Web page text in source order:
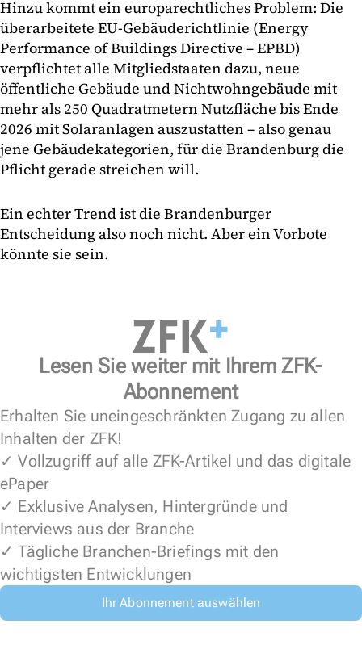
Hinzu kommt ein europarechtliches Problem: Die
überarbeitete EU-Gebäuderichtlinie (Energy
Performance of Buildings Directive – EPBD)
verpflichtet alle Mitgliedstaaten dazu, neue
öffentliche Gebäude und Nichtwohngebäude mit
mehr als 250 Quadratmetern Nutzfläche bis Ende
2026 mit Solaranlagen auszustatten – also genau
jene Gebäudekategorien, für die Brandenburg die
Pflicht gerade streichen will.
Ein echter Trend ist die Brandenburger
Entscheidung also noch nicht. Aber ein Vorbote
könnte sie sein.
Lesen Sie weiter mit Ihrem ZFK-
Abonnement
Erhalten Sie uneingeschränkten Zugang zu allen
Inhalten der ZFK!
✓ Vollzugriff auf alle ZFK-Artikel und das digitale
ePaper
✓ Exklusive Analysen, Hintergründe und
Interviews aus der Branche
✓ Tägliche Branchen-Briefings mit den
wichtigsten Entwicklungen
Ihr Abonnement auswählen